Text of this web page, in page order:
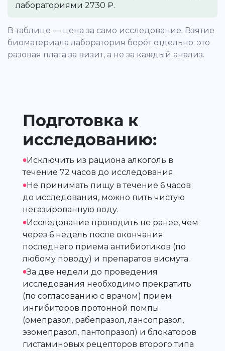
лабораториями 2730 ₽.
В таблице — цена за само исследование. Взятие
биоматериала лаборатория берёт отдельно: это
разовая плата за визит, а не за каждый анализ.
Подготовка к
исследованию:
•Исключить из рациона алкоголь в
течение 72 часов до исследования.
•Не принимать пищу в течение 6 часов
до исследования, можно пить чистую
негазированную воду.
•Исследование проводить не ранее, чем
через 6 недель после окончания
последнего приема антибиотиков (по
любому поводу) и препаратов висмута.
•За две недели до проведения
исследования необходимо прекратить
(по согласованию с врачом) прием
ингибиторов протонной помпы
(омепразол, рабепразол, лансопразол,
эзомепразол, пантопразол) и блокаторов
гистаминовых рецепторов второго типа